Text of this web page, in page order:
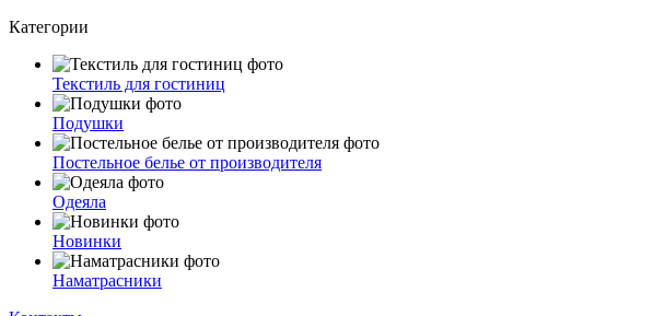
Категории
Текстиль для гостиниц
Подушки
Постельное белье от производителя
Одеяла
Новинки
Наматрасники